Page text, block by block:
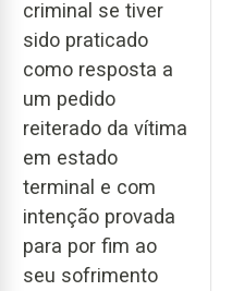
criminal se tiver
sido praticado
como resposta a
um pedido
reiterado da vítima
em estado
terminal e com
intenção provada
para por fim ao
seu sofrimento